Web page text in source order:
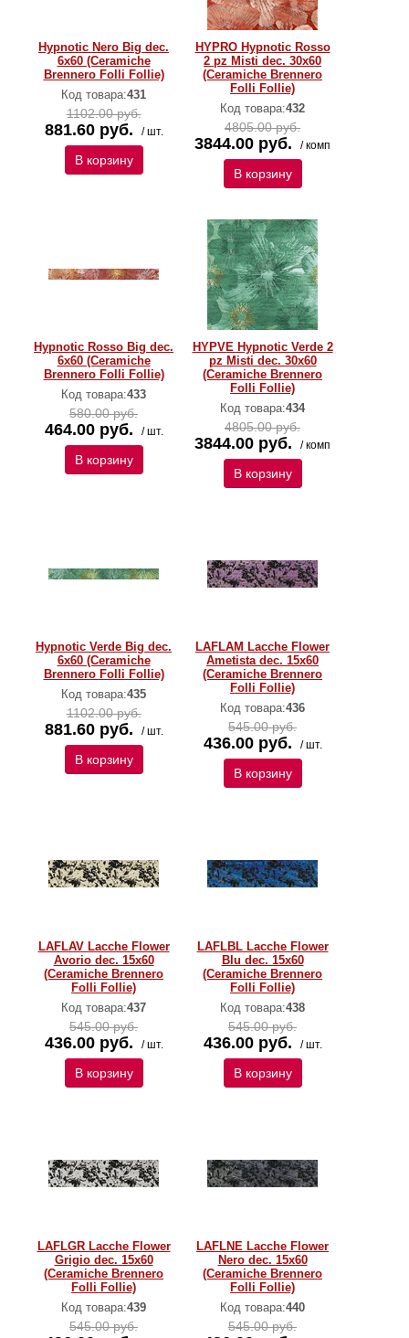
Hypnotic Nero Big dec.
6x60 (Ceramiche
Brennero Folli Follie)
Код товара:431
1102.00 руб.
881.60 руб. / шт.
В корзину
HYPRO Hypnotic Rosso
2 pz Misti dec. 30x60
(Ceramiche Brennero
Folli Follie)
Код товара:432
4805.00 руб.
3844.00 руб. / комп
В корзину
Hypnotic Rosso Big dec.
6x60 (Ceramiche
Brennero Folli Follie)
Код товара:433
580.00 руб.
464.00 руб. / шт.
В корзину
HYPVE Hypnotic Verde 2
pz Misti dec. 30x60
(Ceramiche Brennero
Folli Follie)
Код товара:434
4805.00 руб.
3844.00 руб. / комп
В корзину
Hypnotic Verde Big dec.
6x60 (Ceramiche
Brennero Folli Follie)
Код товара:435
1102.00 руб.
881.60 руб. / шт.
В корзину
LAFLAM Lacche Flower
Ametista dec. 15x60
(Ceramiche Brennero
Folli Follie)
Код товара:436
545.00 руб.
436.00 руб. / шт.
В корзину
LAFLAV Lacche Flower
Avorio dec. 15x60
(Ceramiche Brennero
Folli Follie)
Код товара:437
545.00 руб.
436.00 руб. / шт.
В корзину
LAFLBL Lacche Flower
Blu dec. 15x60
(Ceramiche Brennero
Folli Follie)
Код товара:438
545.00 руб.
436.00 руб. / шт.
В корзину
LAFLGR Lacche Flower
Grigio dec. 15x60
(Ceramiche Brennero
Folli Follie)
Код товара:439
545.00 руб.
LAFLNE Lacche Flower
Nero dec. 15x60
(Ceramiche Brennero
Folli Follie)
Код товара:440
545.00 руб.